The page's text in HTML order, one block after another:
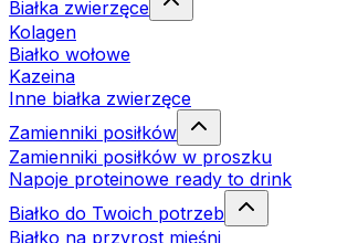
Białka zwierzęce
Kolagen
Białko wołowe
Kazeina
Inne białka zwierzęce
Zamienniki posiłków
Zamienniki posiłków w proszku
Napoje proteinowe ready to drink
Białko do Twoich potrzeb
Białko na przyrost mięśni